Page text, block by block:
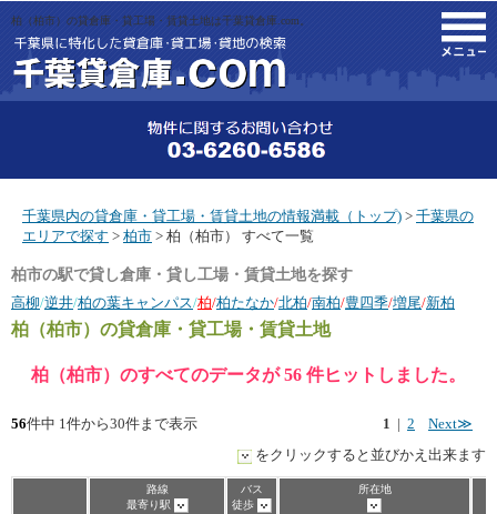
柏（柏市）の貸倉庫・貸工場・賃貸土地は千葉貸倉庫.com。
千葉県内の貸倉庫・貸工場・賃貸土地の情報満載（トップ) > 千葉県の
エリアで探す > 柏市 > 柏（柏市） すべて一覧
柏市の駅で貸し倉庫・貸し工場・賃貸土地を探す
高柳/逆井/柏の葉キャンパス/柏/柏たなか/北柏/南柏/豊四季/増尾/新柏
柏（柏市） の貸倉庫・貸工場・賃貸土地
柏（柏市）のすべてのデータが 56 件ヒットしました。
1 | 2 Next≫
56件中 1件から30件まで表示
をクリックすると並びかえ出来ます
路線
最寄り駅
バス
徒歩
所在地